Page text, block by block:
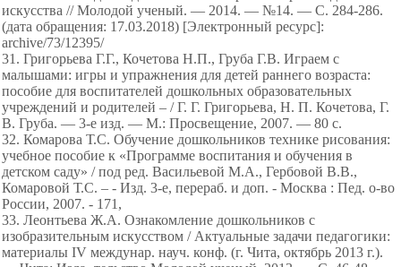
искусства // Молодой ученый. — 2014. — №14. — С. 284-286.
(дата обращения: 17.03.2018) [Электронный ресурс]:
archive/73/12395/
31. Григорьева Г.Г., Кочетова Н.П., Груба Г.В. Играем с
малышами: игры и упражнения для детей раннего возраста:
пособие для воспитателей дошкольных образовательных
учреждений и родителей – / Г. Г. Григорьева, Н. П. Кочетова, Г.
В. Груба. — 3-е изд. — М.: Просвещение, 2007. — 80 с.
32. Комарова Т.С. Обучение дошкольников технике рисования:
учебное пособие к «Программе воспитания и обучения в
детском саду» / под ред. Васильевой М.А., Гербовой В.В.,
Комаровой Т.С. – - Изд. 3-е, перераб. и доп. - Москва : Пед. о-во
России, 2007. - 171,
33. Леонтьева Ж.А. Ознакомление дошкольников с
изобразительным искусством / Актуальные задачи педагогики:
материалы IV междунар. науч. конф. (г. Чита, октябрь 2013 г.).